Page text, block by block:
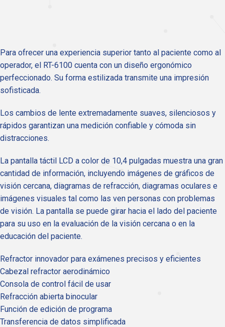
Para ofrecer una experiencia superior tanto al paciente como al
operador, el RT-6100 cuenta con un diseño ergonómico
perfeccionado. Su forma estilizada transmite una impresión
sofisticada.
Los cambios de lente extremadamente suaves, silenciosos y
rápidos garantizan una medición confiable y cómoda sin
distracciones.
La pantalla táctil LCD a color de 10,4 pulgadas muestra una gran
cantidad de información, incluyendo imágenes de gráficos de
visión cercana, diagramas de refracción, diagramas oculares e
imágenes visuales tal como las ven personas con problemas
de visión. La pantalla se puede girar hacia el lado del paciente
para su uso en la evaluación de la visión cercana o en la
educación del paciente.
Refractor innovador para exámenes precisos y eficientes
Cabezal refractor aerodinámico
Consola de control fácil de usar
Refracción abierta binocular
Función de edición de programa
Transferencia de datos simplificada